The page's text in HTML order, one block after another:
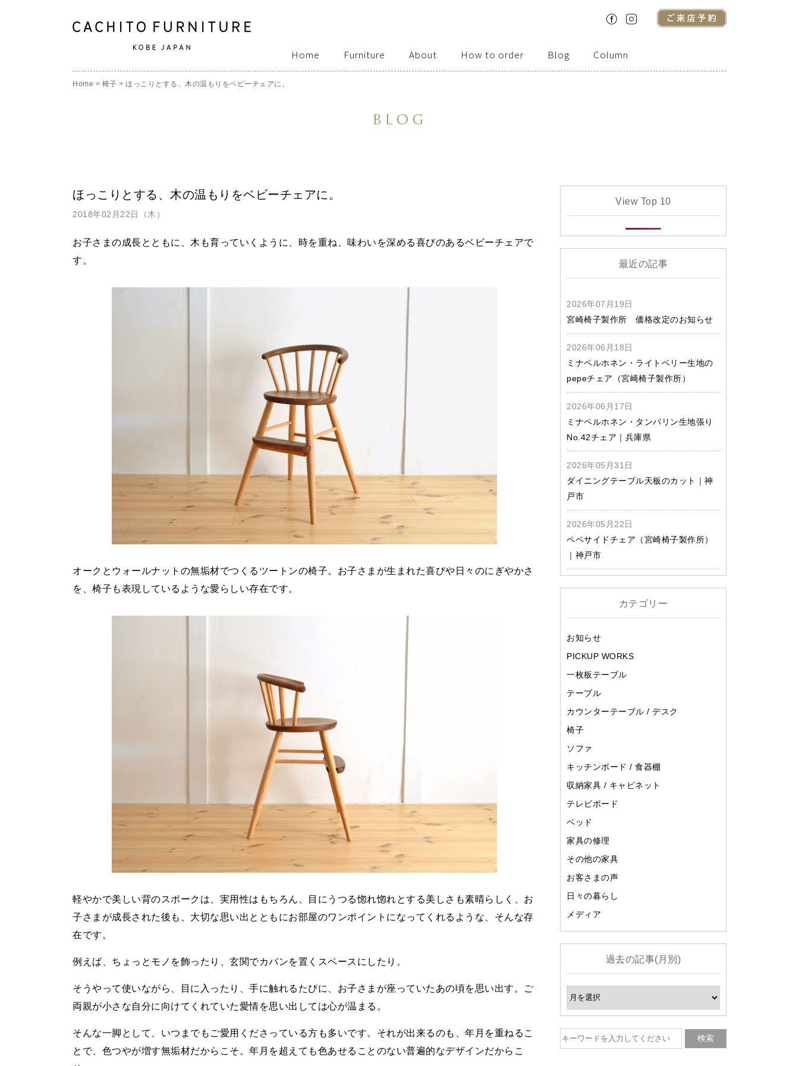
Home Furniture About How to order Blog
Column
Access / Contact
Home > 椅子 > ほっこりとする、木の温もりをベビーチェアに。
BLOG
ほっこりとする、木の温もりをベビーチェアに。
2018年02月22日（木）
お子さまの成長とともに、木も育っていくように、時を重ね、 味わいを深める喜びのあるベビーチェアで
す。
オークとウォールナットの無垢材でつくるツートンの椅子。お子さまが生まれた喜びや日々のにぎやかさ
を、椅子も表現しているような愛らしい存在です。
軽やかで美しい背のスポークは、実用性はもちろん、目にうつる惚れ惚れとする美しさも素晴らしく、お
子さまが成長された後も、大切な思い出とともにお部屋のワンポイントになってくれるような、そんな存
在です。
例えば、ちょっとモノを飾ったり、玄関でカバンを置くスペースにしたり。
そうやって使いながら、目に入ったり、手に触れるたびに、お子さまが座っていたあの頃を思い出す。ご
両親が小さな自分に向けてくれていた愛情を思い出しては心が温まる。
そんな一脚として、いつまでもご愛用くださっている方も多いです。それが出来るのも、年月を重ねるこ
とで、色つやが増す無垢材だからこそ。年月を超えても色あせることのない普遍的なデザインだからこ
View Top 10
最近の記事
2026年07月19日
宮崎椅子製作所 価格改定のお知らせ
2026年06月18日
ミナペルホネン・ライトベリー生地の
pepeチェア（宮崎椅子製作所）
2026年06月17日
ミナペルホネン・タンバリン生地張り
No.42チェア｜兵庫県
2026年05月31日
ダイニングテーブル天板のカット｜神
戸市
2026年05月22日
ペペサイドチェア（宮崎椅子製作所）
｜神戸市
カテゴリー
お知らせ
PICKUP WORKS
一枚板テーブル
テーブル
カウンターテーブル / デスク
椅子
ソファ
キッチンボード / 食器棚
収納家具 / キャビネット
テレビボード
ベッド
家具の修理
その他の家具
お客さまの声
日々の暮らし
メディア
過去の記事(月別)